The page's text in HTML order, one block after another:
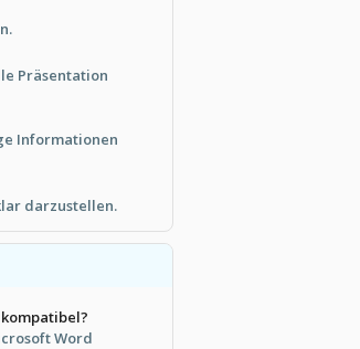
Präsentation
Informationen
darzustellen.
Word